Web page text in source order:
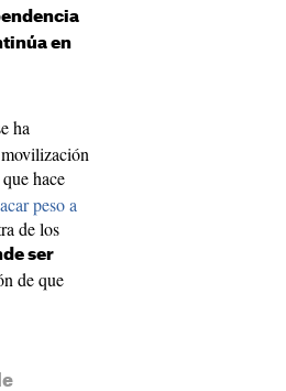
en
ha
hace
peso a
de los
ser
de que